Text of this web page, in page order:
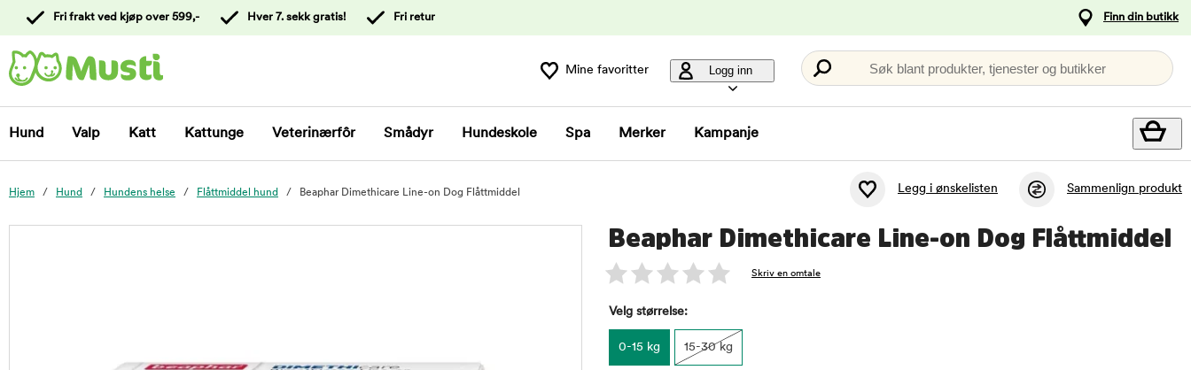
kundeservice
Fri frakt ved kjøp over 599,- Hver 7. sekk gratis! Fri retur Finn din butikk
Mine favoritter Logg inn Søk blant produkter, tjenester og butikker
Hund Valp Katt Kattunge Veterinærfôr Smådyr Hundeskole Spa Merker Kampanje
Hjem Hund Hundens helse Flåttmiddel hund Beaphar Dimethicare Line-on Dog Flåttmiddel Legg i ønskelisten Sammenlign produkt
Beaphar Dimethicare Line-on Dog Flåttmiddel
Skriv en omtale
Velg størrelse:
0-15 kg 15-30 kg